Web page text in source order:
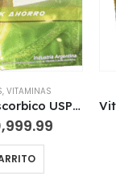
, VITAMINAS
Vitamina C Acido L-Ascorbico USP x 1 Kg EDN Nutrition